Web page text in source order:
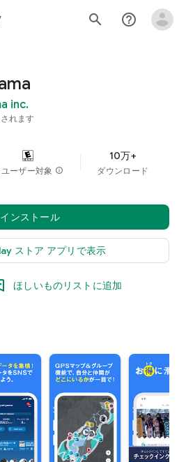
search help_outline
inc.
れます
ーザー対象 info
10万+
ダウンロード
インストール
ストア アプリで表示
ほしいものリストに追加